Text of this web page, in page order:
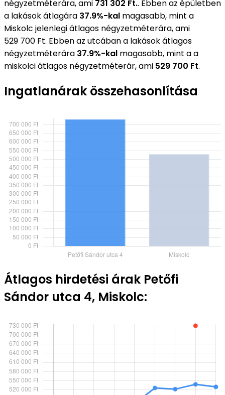
négyzetméterára, ami 731 302 Ft.. Ebben az épületben
a lakások átlagára 37.9%-kal magasabb, mint a
Miskolc jelenlegi átlagos négyzetméterára, ami
529 700 Ft. Ebben az utcában a lakások átlagos
négyzetméterára 37.9%-kal magasabb, mint a a
miskolci átlagos négyzetméterár, ami 529 700 Ft.
Ingatlanárak összehasonlítása
Átlagos hirdetési árak Petőfi
Sándor utca 4, Miskolc: